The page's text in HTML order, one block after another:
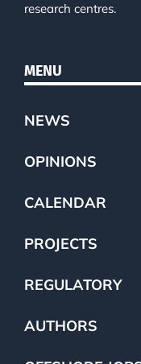
research centres.
MENU
NEWS
OPINIONS
CALENDAR
PROJECTS
REGULATORY
AUTHORS